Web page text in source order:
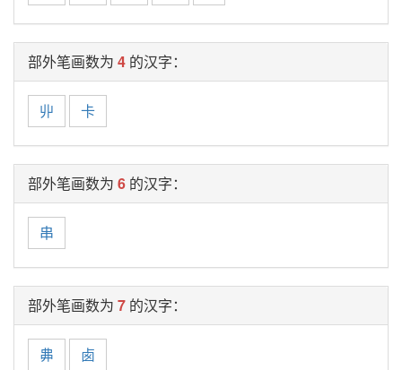
部外笔画数为 4 的汉字：
丱 卡
部外笔画数为 6 的汉字：
串
部外笔画数为 7 的汉字：
丳 卥